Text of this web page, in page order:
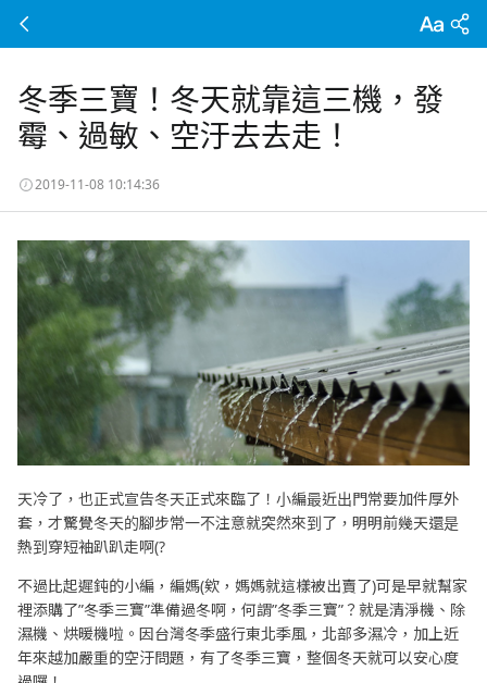
冬季三寶！冬天就靠這三機，發
霉、過敏、空汙去去走！
2019-11-08 10:14:36
天冷了，也正式宣告冬天正式來臨了！小編最近出門常要加件厚外
套，才驚覺冬天的腳步常一不注意就突然來到了，明明前幾天還是
熱到穿短袖趴趴走啊(?
不過比起遲鈍的小編，編媽(欸，媽媽就這樣被出賣了)可是早就幫家
裡添購了”冬季三寶”準備過冬啊，何謂”冬季三寶”？就是清淨機、除
濕機、烘暖機啦。因台灣冬季盛行東北季風，北部多濕冷，加上近
年來越加嚴重的空汙問題，有了冬季三寶，整個冬天就可以安心度